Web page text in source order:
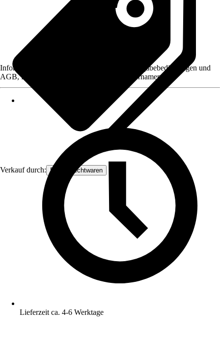
Verkauf durch: Frank Flechtwaren
Informationen des Verkäufers, wie z. B. Rückgabebedingungen und
AGB, finden Sie bei Klick auf den Verkäufernamen.
Lieferzeit ca. 4-6 Werktage